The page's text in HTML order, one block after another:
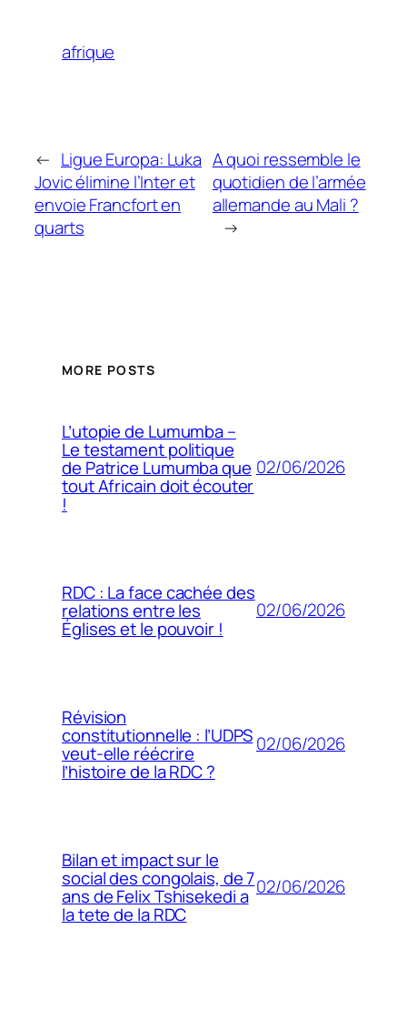
afrique
← Ligue Europa: Luka
Jovic élimine l’Inter et
envoie Francfort en
quarts
A quoi ressemble le
quotidien de l’armée
allemande au Mali ?
→
MORE POSTS
L’utopie de Lumumba –
Le testament politique
de Patrice Lumumba que
tout Africain doit écouter
!
02/06/2026
RDC : La face cachée des
relations entre les
Églises et le pouvoir !
02/06/2026
Révision
constitutionnelle : l’UDPS
veut-elle réécrire
l’histoire de la RDC ?
02/06/2026
Bilan et impact sur le
social des congolais, de 7
ans de Felix Tshisekedi a
la tete de la RDC
02/06/2026